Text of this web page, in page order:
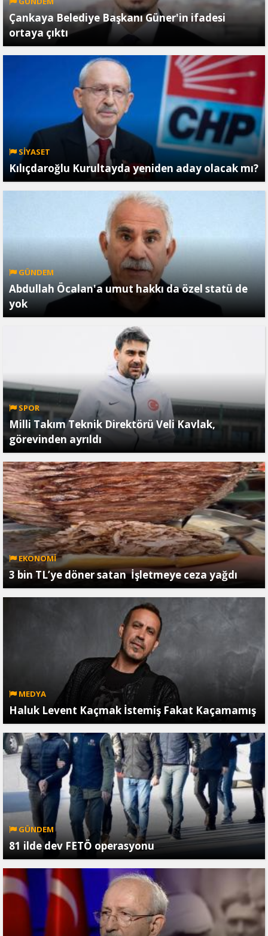
Çankaya Belediye Başkanı Güner'in ifadesi
ortaya çıktı
SİYASET
Kılıçdaroğlu Kurultayda yeniden aday olacak mı?
GÜNDEM
Abdullah Öcalan'a umut hakkı da özel statü de
yok
SPOR
Milli Takım Teknik Direktörü Veli Kavlak,
görevinden ayrıldı
EKONOMİ
3 bin TL’ye döner satan İşletmeye ceza yağdı
MEDYA
Haluk Levent Kaçmak İstemiş Fakat Kaçamamış
GÜNDEM
81 ilde dev FETÖ operasyonu